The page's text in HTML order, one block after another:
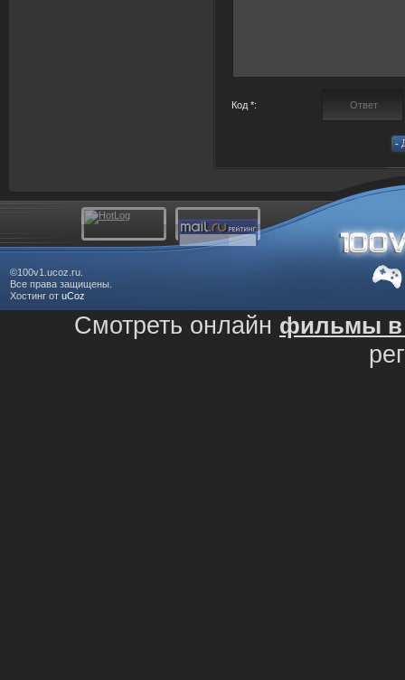
Код *:
©100v1.ucoz.ru.
Все права защищены.
Хостинг от uCoz
Смотреть онлайн фильмы в